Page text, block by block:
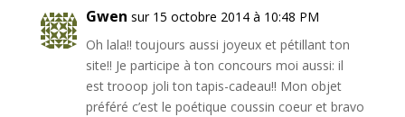
Gwen sur 15 octobre 2014 à 10:48 PM
Oh lala!! toujours aussi joyeux et pétillant ton
site!! Je participe à ton concours moi aussi: il
est trooop joli ton tapis-cadeau!! Mon objet
préféré c’est le poétique coussin coeur et bravo